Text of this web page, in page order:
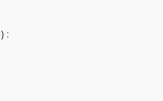
) :